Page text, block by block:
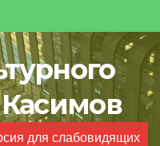
Касимов
для слабовидящих